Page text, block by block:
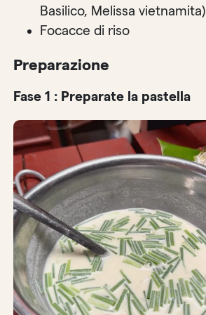
Basilico, Melissa vietnamita)
Focacce di riso
Preparazione
Fase 1 : Preparate la pastella